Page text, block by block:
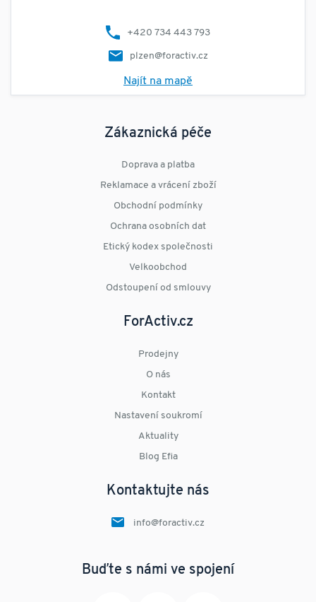
+420 734 443 793
plzen@foractiv.cz
Najít na mapě
Zákaznická péče
Doprava a platba
Reklamace a vrácení zboží
Obchodní podmínky
Ochrana osobních dat
Etický kodex společnosti
Velkoobchod
Odstoupení od smlouvy
ForActiv.cz
Prodejny
O nás
Kontakt
Nastavení soukromí
Aktuality
Blog Efia
Kontaktujte nás
info@foractiv.cz
Buďte s námi ve spojení